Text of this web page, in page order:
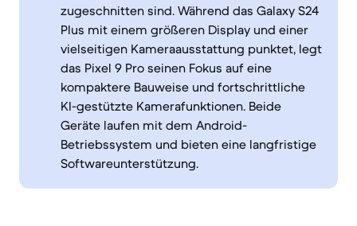
zugeschnitten sind. Während das Galaxy S24
Plus mit einem größeren Display und einer
vielseitigen Kameraausstattung punktet, legt
das Pixel 9 Pro seinen Fokus auf eine
kompaktere Bauweise und fortschrittliche
KI-gestützte Kamerafunktionen. Beide
Geräte laufen mit dem Android-
Betriebssystem und bieten eine langfristige
Softwareunterstützung.